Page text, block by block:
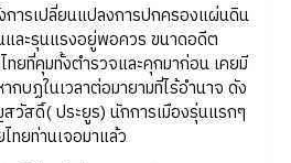
รเปลี่ยนแปลงการปกครองแผ่นดิน
ละรุนแรงอยู่พอควร ขนาดอดีต
ทยที่คุมทั้งตำรวจและคุกมาก่อน เคยมี
กบฏในเวลาต่อมายามที่ไร้อำนาจ ดัง
สดิ์( ประยูร) นักการเมืองรุ่นแรกๆ
ทยท่านเจอมาแล้ว